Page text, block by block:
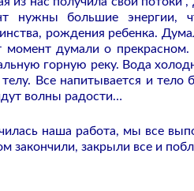
нужны большие энергии,
рождения ребенка.
момент думали о
горную реку. Вода
телу. Все напитывается и
волны радости…
наша работа, мы все
закончили, закрыли все и